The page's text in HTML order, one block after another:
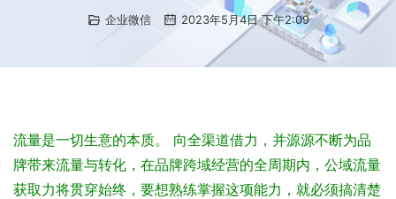
企业微信 2023年5月4日 下午2:09
流量是一切生意的本质。
向全渠道借力，并源源不断为品
牌带来流量与转化，在品牌跨域经营的全周期内，公域流量
获取力将贯穿始终，要想熟练掌握这项能力，就必须搞清楚